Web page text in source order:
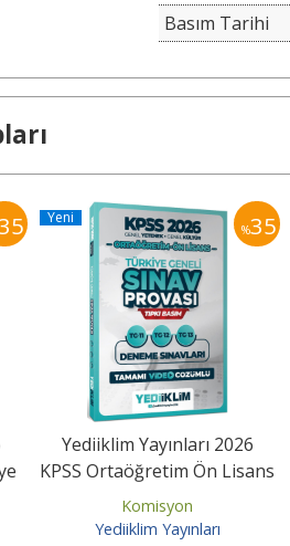
Basım Tarihi
%35
Yeni
Yediiklim Yayınları 2026
KPSS Ortaöğretim Ön Lisans
GY-GK Türkiye Geneli...
Komisyon
Yediiklim Yayınları